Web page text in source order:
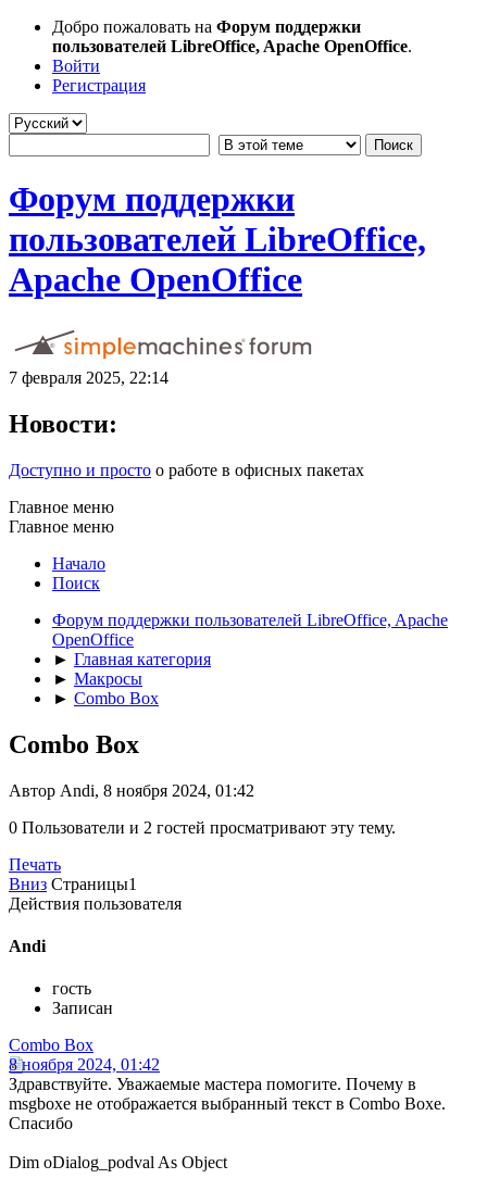
Добро пожаловать на Форум поддержки
пользователей LibreOffice, Apache OpenOffice.
Войти
Регистрация
Форум поддержки
пользователей LibreOffice,
Apache OpenOffice
7 февраля 2025, 22:14
Новости:
Доступно и просто о работе в офисных пакетах
Главное меню
Главное меню
Начало
Поиск
Форум поддержки пользователей LibreOffice, Apache
OpenOffice
► Главная категория
► Макросы
► Combo Box
Combo Box
Автор Andi, 8 ноября 2024, 01:42
0 Пользователи и 2 гостей просматривают эту тему.
Печать
Вниз Страницы1
Действия пользователя
Andi
гость
Записан
Combo Box
8 ноября 2024, 01:42
Здравствуйте. Уважаемые мастера помогите. Почему в
msgboxе не отображается выбранный текст в Combo Boxe.
Спасибо
Dim oDialog_podval As Object